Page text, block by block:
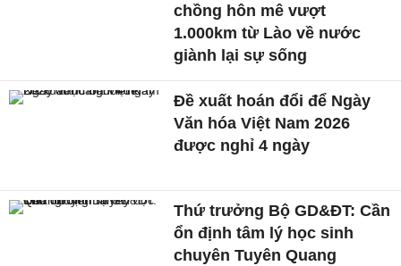
chồng hôn mê vượt
1.000km từ Lào về nước
giành lại sự sống
Đề xuất hoán đổi để Ngày
Văn hóa Việt Nam 2026
được nghỉ 4 ngày
Thứ trưởng Bộ GD&ĐT: Cần
ổn định tâm lý học sinh
chuyên Tuyên Quang